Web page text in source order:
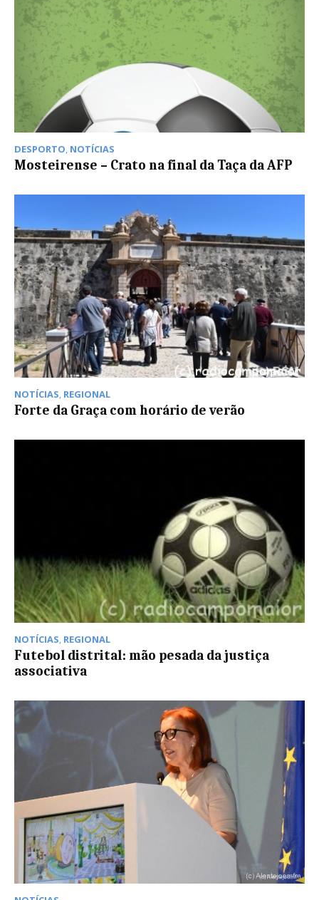
DESPORTO, NOTÍCIAS
Mosteirense – Crato na final da Taça da AFP
NOTÍCIAS, REGIONAL
Forte da Graça com horário de verão
NOTÍCIAS, REGIONAL
Futebol distrital: mão pesada da justiça
associativa